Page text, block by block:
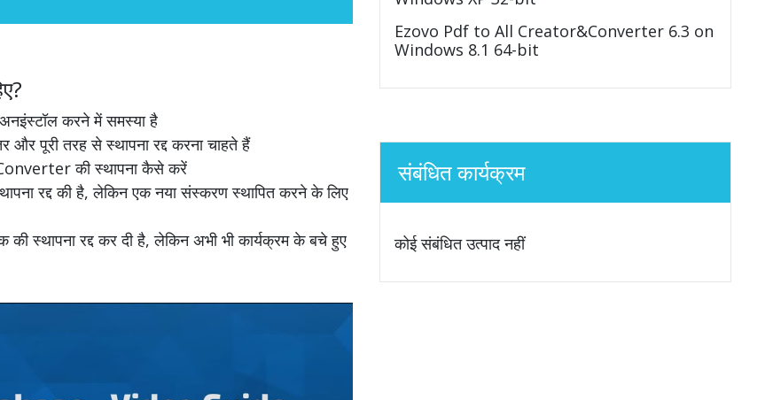
करने में समस्या है
तरह से स्थापना रद्द करना चाहते हैं
की स्थापना कैसे करें
रद्द की है, लेकिन एक नया संस्करण स्थापित करने के लिए
रद्द कर दी है, लेकिन अभी भी कार्यक्रम के बचे हुए
Ezovo Pdf to All Creator&Converter 6.3 on
Windows 8.1 64-bit
संबंधित कार्यक्रम
कोई संबंधित उत्पाद नहीं